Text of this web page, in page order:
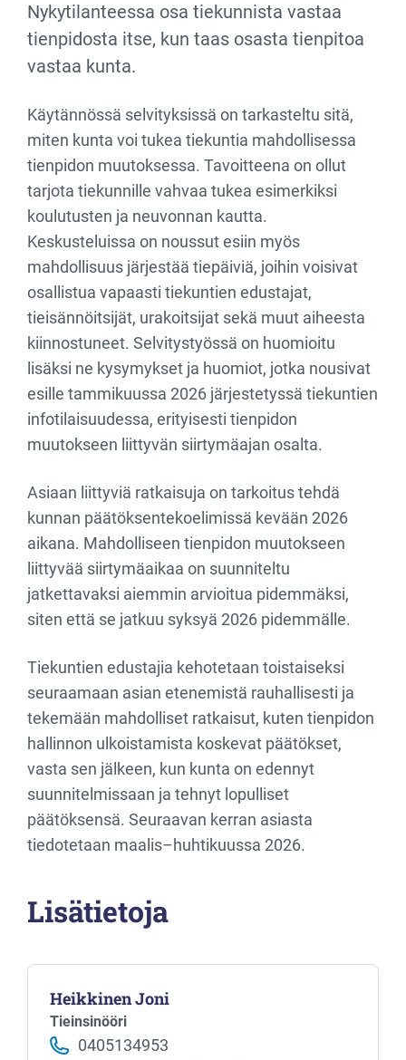
Nykytilanteessa osa tiekunnista vastaa
tienpidosta itse, kun taas osasta tienpitoa
vastaa kunta.
Käytännössä selvityksissä on tarkasteltu sitä,
miten kunta voi tukea tiekuntia mahdollisessa
tienpidon muutoksessa. Tavoitteena on ollut
tarjota tiekunnille vahvaa tukea esimerkiksi
koulutusten ja neuvonnan kautta.
Keskusteluissa on noussut esiin myös
mahdollisuus järjestää tiepäiviä, joihin voisivat
osallistua vapaasti tiekuntien edustajat,
tieisännöitsijät, urakoitsijat sekä muut aiheesta
kiinnostuneet. Selvitystyössä on huomioitu
lisäksi ne kysymykset ja huomiot, jotka nousivat
esille tammikuussa 2026 järjestetyssä tiekuntien
infotilaisuudessa, erityisesti tienpidon
muutokseen liittyvän siirtymäajan osalta.
Asiaan liittyviä ratkaisuja on tarkoitus tehdä
kunnan päätöksentekoelimissä kevään 2026
aikana. Mahdolliseen tienpidon muutokseen
liittyvää siirtymäaikaa on suunniteltu
jatkettavaksi aiemmin arvioitua pidemmäksi,
siten että se jatkuu syksyä 2026 pidemmälle.
Tiekuntien edustajia kehotetaan toistaiseksi
seuraamaan asian etenemistä rauhallisesti ja
tekemään mahdolliset ratkaisut, kuten tienpidon
hallinnon ulkoistamista koskevat päätökset,
vasta sen jälkeen, kun kunta on edennyt
suunnitelmissaan ja tehnyt lopulliset
päätöksensä. Seuraavan kerran asiasta
tiedotetaan maalis–huhtikuussa 2026.
Lisätietoja
Heikkinen Joni
Tieinsinööri
0405134953